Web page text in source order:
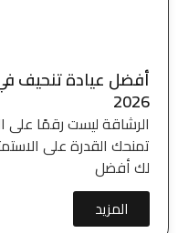
أفضل عيادة تنحيف
2026
الرشاقة ليست رقمًا
تمنحك القدرة على
لك أفضل
المزيد